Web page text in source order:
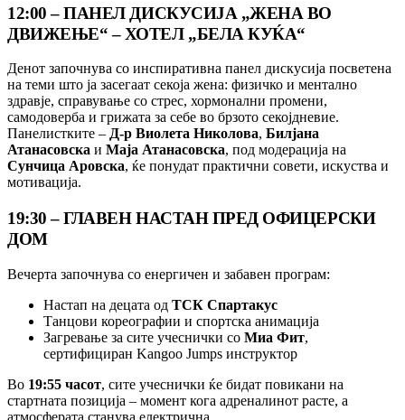
12:00 – ПАНЕЛ ДИСКУСИЈА „ЖЕНА ВО
ДВИЖЕЊЕ“ – ХОТЕЛ „БЕЛА КУЌА“
Денот започнува со инспиративна панел дискусија посветена
на теми што ја засегаат секоја жена: физичко и ментално
здравје, справување со стрес, хормонални промени,
самодоверба и грижата за себе во брзото секојдневие.
Панелистките – Д-р Виолета Николова, Билјана
Атанасовска и Маја Атанасовска, под модерација на
Сунчица Аровска, ќе понудат практични совети, искуства и
мотивација.
19:30 – ГЛАВЕН НАСТАН ПРЕД ОФИЦЕРСКИ
ДОМ
Вечерта започнува со енергичен и забавен програм:
Настап на децата од ТСК Спартакус
Танцови кореографии и спортска анимација
Загревање за сите учеснички со Миа Фит,
сертифициран Kangoo Jumps инструктор
Во 19:55 часот, сите учеснички ќе бидат повикани на
стартната позиција – момент кога адреналинот расте, а
атмосферата станува електрична.